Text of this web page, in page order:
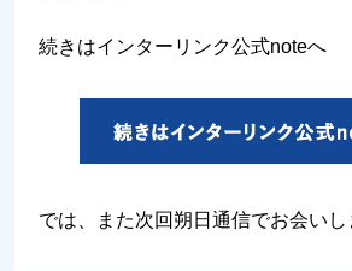
続きはインターリンク公式noteへ
では、また次回朔日通信でお会いし